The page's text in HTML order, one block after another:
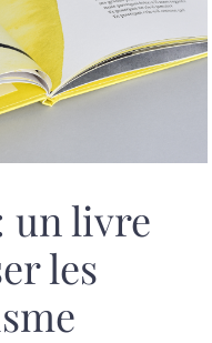
un livre
les